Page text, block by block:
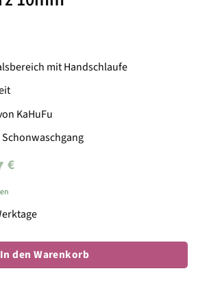
mit Handschlaufe
KaHuFu
Schonwaschgang
€
€Aktueller
11,07 €.
In den Warenkorb